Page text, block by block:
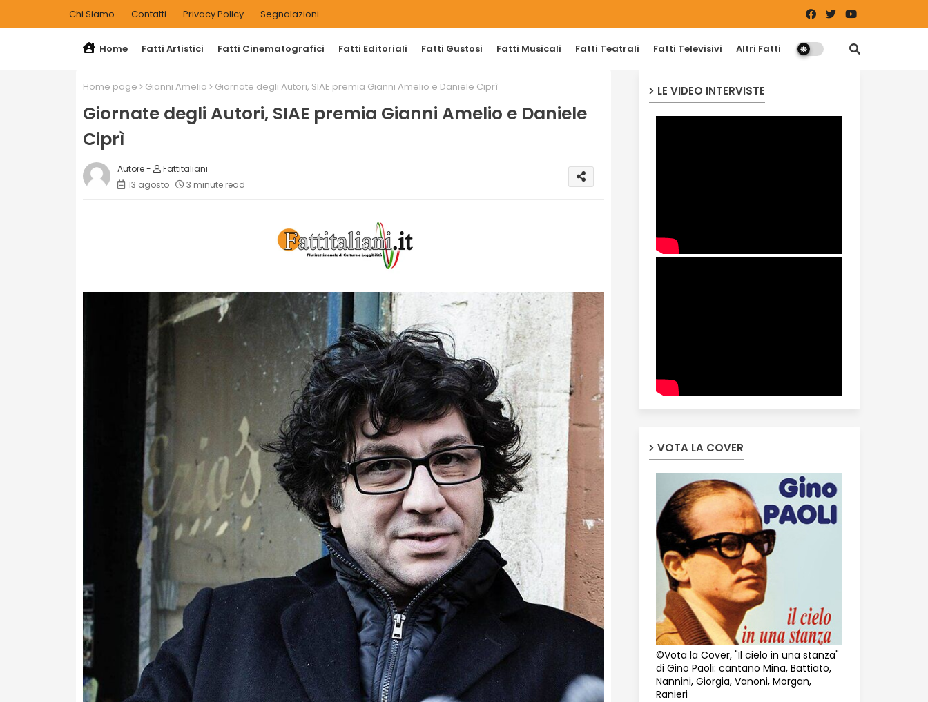
Chi Siamo Contatti Privacy Policy Segnalazioni
Home Fatti Artistici Fatti Cinematografici Fatti Editoriali Fatti Gustosi Fatti Musicali Fatti Teatrali Fatti Televisivi Altri Fatti
Home page Gianni Amelio Giornate degli Autori, SIAE premia Gianni Amelio e Daniele Ciprì
Giornate degli Autori, SIAE premia Gianni Amelio e Daniele
Ciprì
Fattitaliani
13 agosto
3 minute read
LE VIDEO INTERVISTE
VOTA LA COVER
©Vota la Cover, "Il cielo in una stanza"
di Gino Paoli: cantano Mina, Battiato,
Nannini, Giorgia, Vanoni, Morgan,
Ranieri